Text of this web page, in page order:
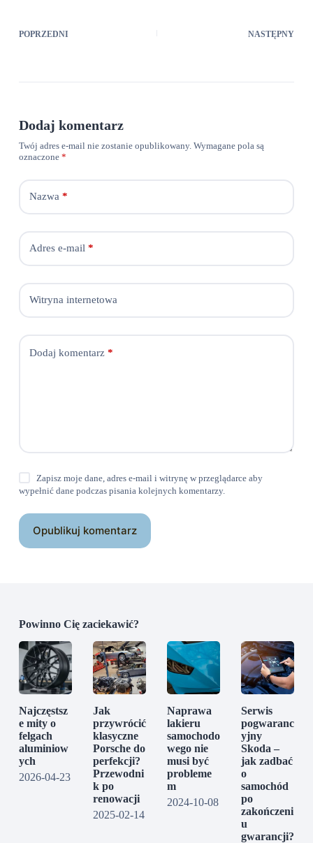
POPRZEDNI NASTĘPNY
Dodaj komentarz
Twój adres e-mail nie zostanie opublikowany. Wymagane pola są
oznaczone *
Nazwa*
Adres e-mail*
Witryna internetowa
Dodaj komentarz*
Zapisz moje dane, adres e-mail i witrynę w przeglądarce aby
wypełnić dane podczas pisania kolejnych komentarzy.
Opublikuj komentarz
Powinno Cię zaciekawić?
Najczęstsz
e mity o
felgach
aluminiow
ych
2026-04-23
Jak
przywrócić
klasyczne
Porsche do
perfekcji?
Przewodni
k po
renowacji
2025-02-14
Naprawa
lakieru
samochodo
wego nie
musi być
probleme
m
2024-10-08
Serwis
pogwaranc
yjny
Skoda –
jak zadbać
o
samochód
po
zakończeni
u
gwarancji?